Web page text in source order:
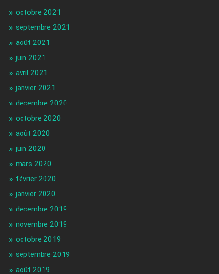
octobre 2021
septembre 2021
août 2021
juin 2021
avril 2021
janvier 2021
décembre 2020
octobre 2020
août 2020
juin 2020
mars 2020
février 2020
janvier 2020
décembre 2019
novembre 2019
octobre 2019
septembre 2019
août 2019